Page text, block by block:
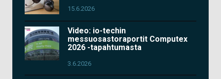
15.6.2026
Video: io-techin
messuosastoraportit Computex
2026 -tapahtumasta
3.6.2026